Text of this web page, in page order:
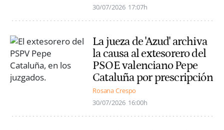
30/07/2026 17:07h
La jueza de 'Azud' archiva
la causa al extesorero del
PSOE valenciano Pepe
Cataluña por prescripción
Rosana Crespo
30/07/2026 16:00h